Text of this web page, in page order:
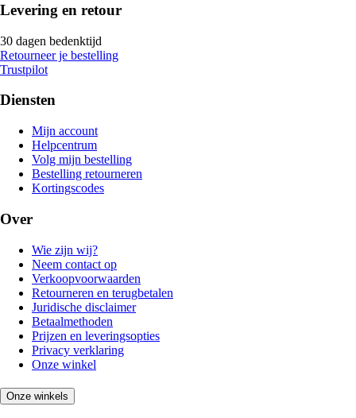
Levering en retour
30 dagen bedenktijd
Retourneer je bestelling
Trustpilot
Diensten
Mijn account
Helpcentrum
Volg mijn bestelling
Bestelling retourneren
Kortingscodes
Over
Wie zijn wij?
Neem contact op
Verkoopvoorwaarden
Retourneren en terugbetalen
Juridische disclaimer
Betaalmethoden
Prijzen en leveringsopties
Privacy verklaring
Onze winkel
Onze winkels